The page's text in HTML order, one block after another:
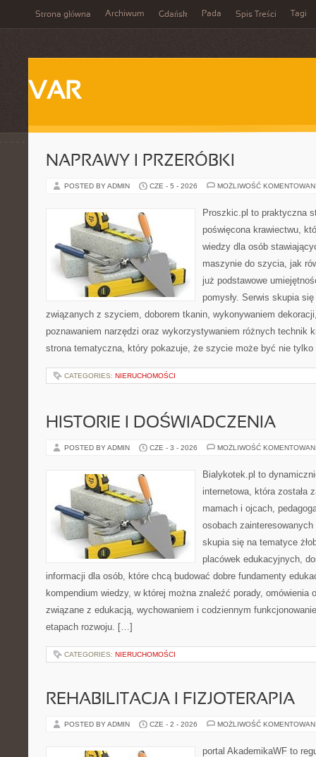
Strona główna Archiwum Gdańsk Pada Spis Treści Tagi
VAR
NAPRAWY I PRZERÓBKI
POSTED BY ADMIN CZE - 5 - 2026 MOŻLIWOŚĆ
Proszkic.pl to praktyczna
poświęcona krawiectwu,
wiedzy dla osób
maszynie do szycia, jak
już podstawowe
pomysły. Serwis skupia
związanych z szyciem, doborem tkanin, wykonywaniem
poznawaniem narzędzi oraz wykorzystywaniem różnych technik
strona tematyczna, który pokazuje, że szycie może być nie
CATEGORIES: NIERUCHOMOŚCI
HISTORIE I DOŚWIADCZENIA
POSTED BY ADMIN CZE - 3 - 2026 MOŻLIWOŚĆ
Bialykotek.pl to
internetowa, która została
mamach i ojcach,
osobach
skupia się na tematyce
placówek edukacyjnych,
informacji dla osób, które chcą budować dobre fundamenty
kompendium wiedzy, w której można znaleźć porady, omówienia
związane z edukacją, wychowaniem i codziennym
etapach rozwoju. […]
CATEGORIES: NIERUCHOMOŚCI
REHABILITACJA I FIZJOTERAPIA
POSTED BY ADMIN CZE - 2 - 2026 MOŻLIWOŚĆ
portal AkademikaWF to